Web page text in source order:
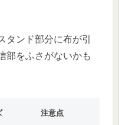
タンド部分に布が引
部をふさがないかも
注意点